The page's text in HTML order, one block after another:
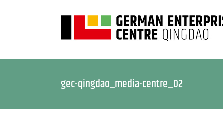
gec-qingdao_media-centre_02